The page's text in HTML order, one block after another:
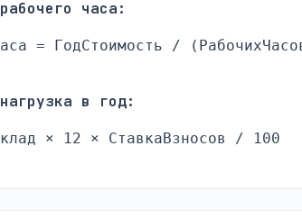
часа:
= ГодСтоимость /
в год:
× 12 × СтавкаВзносов / 100